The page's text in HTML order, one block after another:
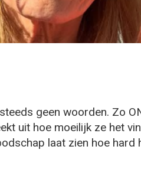
geen woorden. Zo
uit hoe moeilijk ze het
laat zien hoe hard